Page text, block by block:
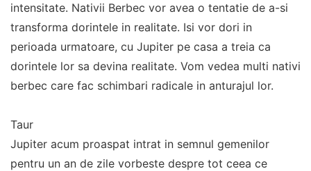
intensitate. Nativii Berbec vor avea o tentatie de a-si
transforma dorintele in realitate. Isi vor dori in
perioada urmatoare, cu Jupiter pe casa a treia ca
dorintele lor sa devina realitate. Vom vedea multi nativi
berbec care fac schimbari radicale in anturajul lor.
Taur
Jupiter acum proaspat intrat in semnul gemenilor
pentru un an de zile vorbeste despre tot ceea ce